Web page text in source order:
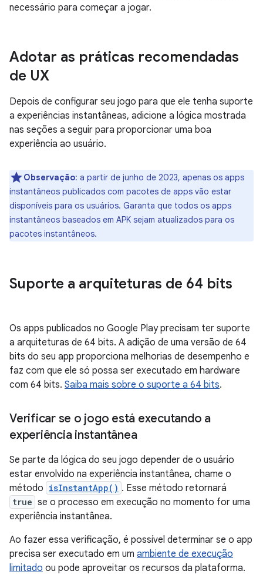
necessário para começar a jogar.
Adotar as práticas recomendadas
de UX
Depois de configurar seu jogo para que ele tenha suporte
a experiências instantâneas, adicione a lógica mostrada
nas seções a seguir para proporcionar uma boa
experiência ao usuário.
Observação: a partir de junho de 2023, apenas os apps
instantâneos publicados com pacotes de apps vão estar
disponíveis para os usuários. Garanta que todos os apps
instantâneos baseados em APK sejam atualizados para os
pacotes instantâneos.
Suporte a arquiteturas de 64 bits
Os apps publicados no Google Play precisam ter suporte
a arquiteturas de 64 bits. A adição de uma versão de 64
bits do seu app proporciona melhorias de desempenho e
faz com que ele só possa ser executado em hardware
com 64 bits. Saiba mais sobre o suporte a 64 bits.
Verificar se o jogo está executando a
experiência instantânea
Se parte da lógica do seu jogo depender de o usuário
estar envolvido na experiência instantânea, chame o
método isInstantApp() . Esse método retornará
true se o processo em execução no momento for uma
experiência instantânea.
Ao fazer essa verificação, é possível determinar se o app
precisa ser executado em um ambiente de execução
limitado ou pode aproveitar os recursos da plataforma.